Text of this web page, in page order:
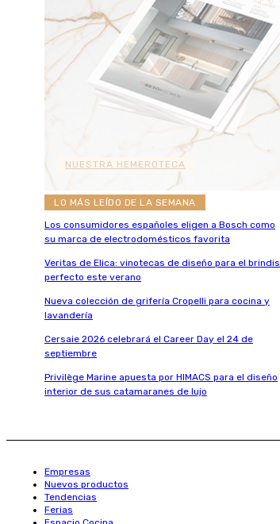
NUESTRA HEMEROTECA
LO MÁS LEÍDO DE LA SEMANA
Los consumidores españoles eligen a Bosch como
su marca de electrodomésticos favorita
Veritas de Elica: vinotecas de diseño para el brindis
perfecto este verano
Nueva colección de grifería Cropelli para cocina y
lavandería
Cersaie 2026 celebrará el Career Day el 24 de
septiembre
Privilège Marine apuesta por HIMACS para el diseño
interior de sus catamaranes de lujo
Empresas
Nuevos productos
Tendencias
Ferias